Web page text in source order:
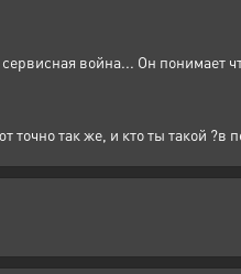
война... Он понимает
так же, и кто ты такой ?в